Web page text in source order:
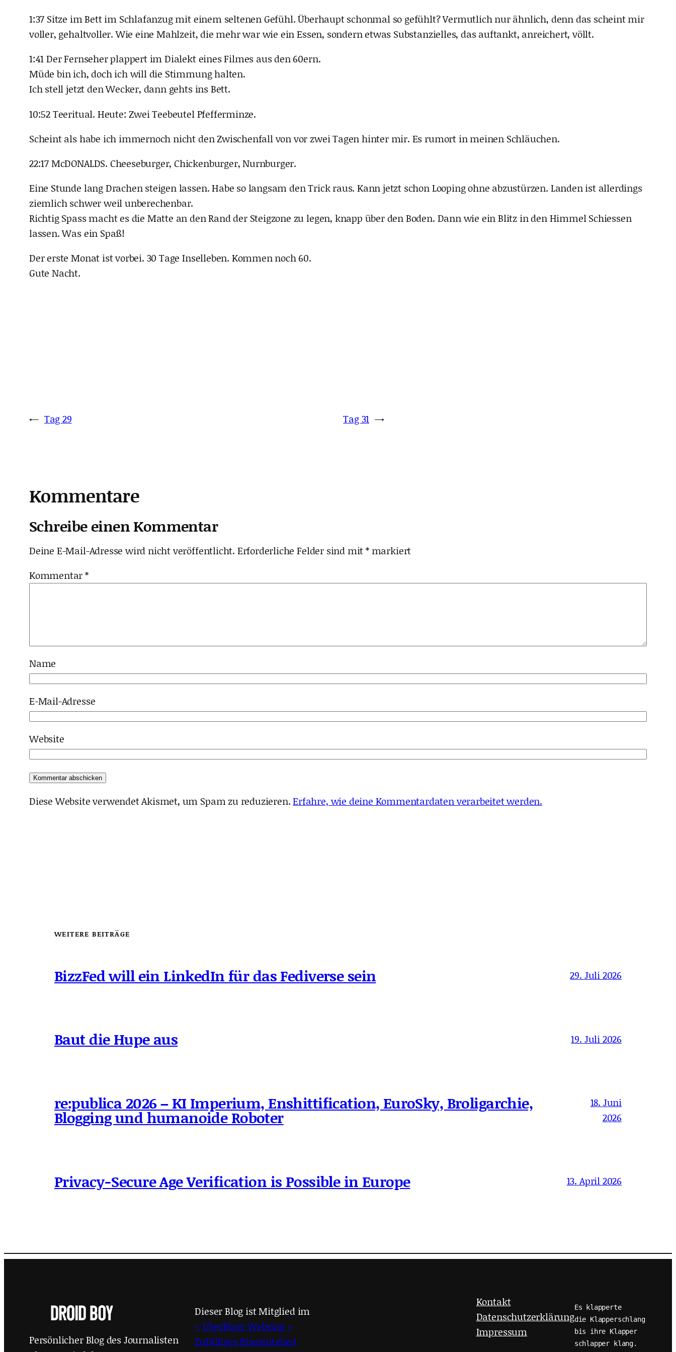
1:37 Sitze im Bett im Schlafanzug mit einem seltenen Gefühl. Überhaupt schonmal so gefühlt? Vermutlich nur ähnlich, denn das scheint mir
voller, gehaltvoller. Wie eine Mahlzeit, die mehr war wie ein Essen, sondern etwas Substanzielles, das auftankt, anreichert, völlt.
1:41 Der Fernseher plappert im Dialekt eines Filmes aus den 60ern.
Müde bin ich, doch ich will die Stimmung halten.
Ich stell jetzt den Wecker, dann gehts ins Bett.
10:52 Teeritual. Heute: Zwei Teebeutel Pfefferminze.
Scheint als habe ich immernoch nicht den Zwischenfall von vor zwei Tagen hinter mir. Es rumort in meinen Schläuchen.
22:17 McDONALDS. Cheeseburger, Chickenburger, Nurnburger.
Eine Stunde lang Drachen steigen lassen. Habe so langsam den Trick raus. Kann jetzt schon Looping ohne abzustürzen. Landen ist allerdings
ziemlich schwer weil unberechenbar.
Richtig Spass macht es die Matte an den Rand der Steigzone zu legen, knapp über den Boden. Dann wie ein Blitz in den Himmel Schiessen
lassen. Was ein Spaß!
Der erste Monat ist vorbei. 30 Tage Inselleben. Kommen noch 60.
Gute Nacht.
← Tag 29 Tag 31 →
Kommentare
Schreibe einen Kommentar
Deine E-Mail-Adresse wird nicht veröffentlicht. Erforderliche Felder sind mit*markiert
Kommentar*
Name
E-Mail-Adresse
Website
Diese Website verwendet Akismet, um Spam zu reduzieren.Erfahre, wie deine Kommentardaten verarbeitet werden.
WEITERE BEITRÄGE
BizzFed will ein LinkedIn für das Fediverse sein 29. Juli 2026
Baut die Hupe aus 19. Juli 2026
re:publica 2026 – KI Imperium, Enshittification, EuroSky, Broligarchie,
Blogging und humanoide Roboter
18. Juni
2026
Privacy-Secure Age Verification is Possible in Europe 13. April 2026
Persönlicher Blog des Journalisten
Dieser Blog ist Mitglied im
< UberBlogr Webring >
Zufälliges Ringmitglied
Kontakt
Datenschutzerklärung
Impressum
Es klapperte
die Klapperschlang
bis ihre Klapper
schlapper klang.